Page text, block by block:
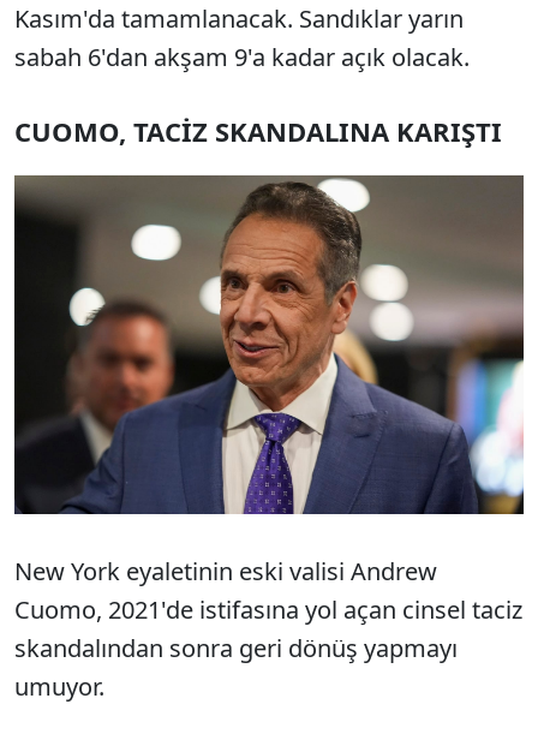
Kasım'da tamamlanacak. Sandıklar yarın
sabah 6'dan akşam 9'a kadar açık olacak.
CUOMO, TACİZ SKANDALINA KARIŞTI
New York eyaletinin eski valisi Andrew
Cuomo, 2021'de istifasına yol açan cinsel taciz
skandalından sonra geri dönüş yapmayı
umuyor.